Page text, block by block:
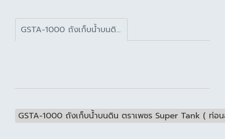
GSTA-1000 ถังเก็บน้ำบนดิน ตราเพชร Super Tank ( ท่อนอก แถม ลูกลอย ) สีลาเต้อ่อน
GSTA-1000 ถังเก็บน้ำบนดิน ตราเพชร Super Tank ( ท่